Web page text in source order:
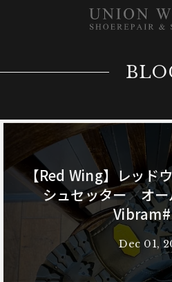
【Red Wing】レッド
シュセッター オ
Dec 01,